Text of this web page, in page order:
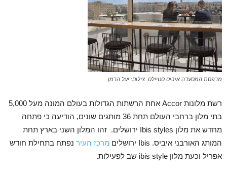
מרפסת המסעדה איביס סטיילס. צילום: יעל הרמן
רשת מלונות Accor אחת הרשתות הגדולות בעולם המונה מעל 5,000
בתי מלון ברחבי העולם תחת 36 מותגים שונים, הודיעה כי פתחה
מחדש את מלון Ibis styles ירושלים. זהו המלון השני בארץ תחת
המותג האורבני איביס. Ibis ירושלים
מרכז העיר נפתח בתחילת חודש
אפריל וכעת מלון ibis style שב לפעילות.